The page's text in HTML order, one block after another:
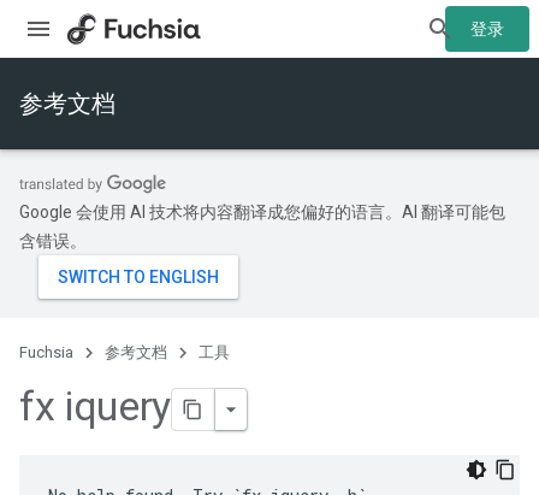
登录
参考文档
Google 会使用 AI 技术将内容翻译成您偏好的语言。AI 翻译可能包
含错误。
Fuchsia 参考文档 工具
fx iquery